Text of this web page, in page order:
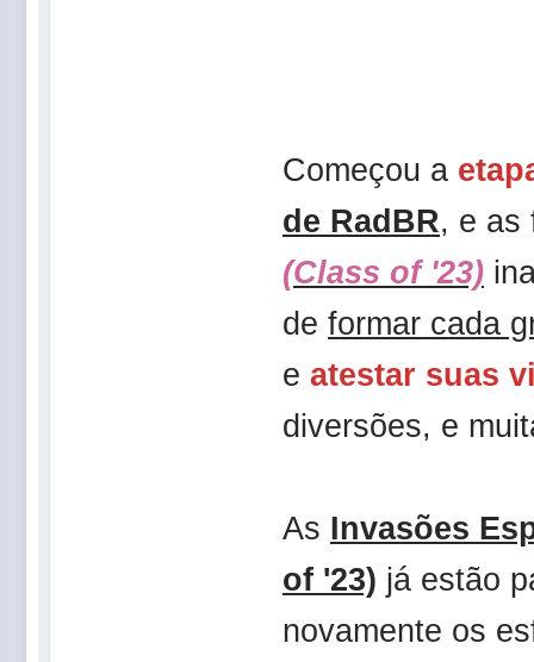
Começou a
de RadBR, e as
(Class of '23)
de formar cada
e atestar suas
diversões, e
As Invasões
of '23) já estão
novamente os